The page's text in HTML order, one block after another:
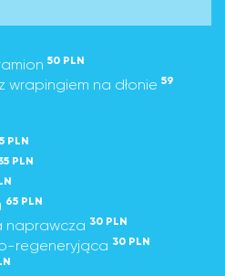
50 PLN
na dłonie 59
PLN
PLN
65 PLN
naprawcza 30 PLN
regeneryjąca 30 PLN